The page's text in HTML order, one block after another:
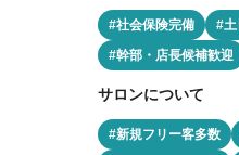
#社会保険完備 #
#幹部・店長候補歓迎
サロンについて
#新規フリー客多数